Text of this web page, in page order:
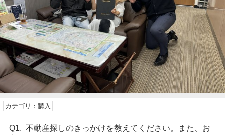
カテゴリ：購入
Q1. 不動産探しのきっかけを教えてください。また、お